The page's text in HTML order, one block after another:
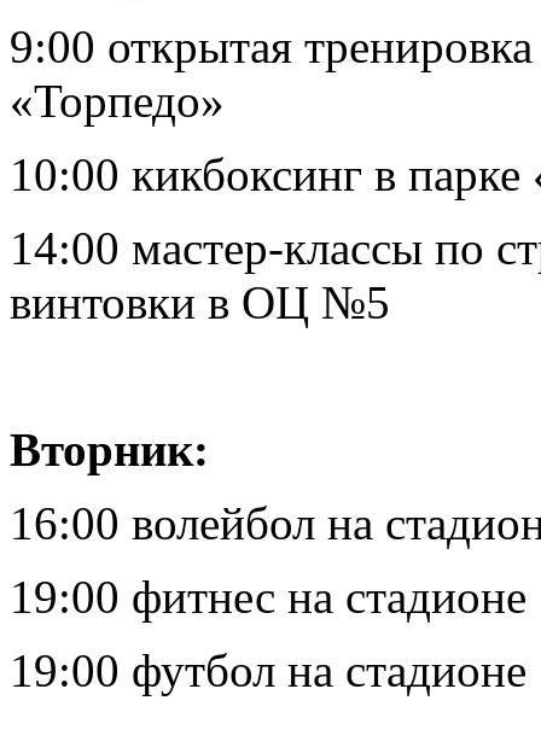
9:00 открытая
«Торпедо»
10:00 кикбоксинг в парке
14:00 мастер-классы по
винтовки в ОЦ №5
Вторник:
16:00 волейбол на
19:00 фитнес на
19:00 футбол на